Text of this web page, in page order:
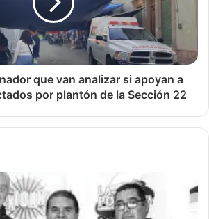
que van analizar si apoyan a
por plantón de la Sección 22